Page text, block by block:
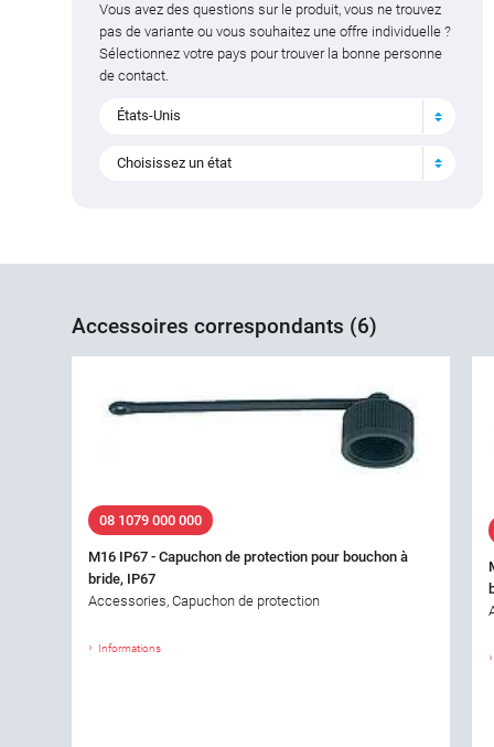
Vous avez des questions sur le produit, vous ne trouvez
pas de variante ou vous souhaitez une offre individuelle ?
Sélectionnez votre pays pour trouver la bonne personne
de contact.
États-Unis
Choisissez un état
Accessoires correspondants (6)
08 1079 000 000
M16 IP67 - Capuchon de protection pour bouchon à
bride, IP67
Accessories, Capuchon de protection
Informations